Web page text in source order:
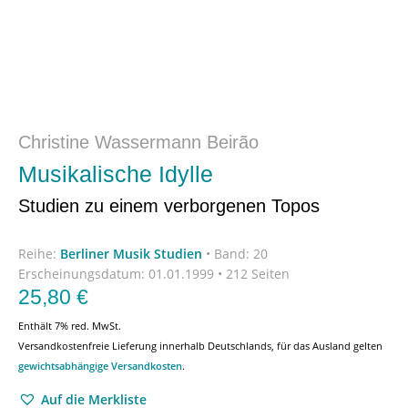
Christine Wassermann Beirão
Musikalische Idylle
Studien zu einem verborgenen Topos
Reihe: Berliner Musik Studien • Band: 20
Erscheinungsdatum: 01.01.1999 • 212 Seiten
25,80 €
Enthält 7% red. MwSt.
Versandkostenfreie Lieferung innerhalb Deutschlands, für das Ausland gelten
gewichtsabhängige Versandkosten.
Auf die Merkliste